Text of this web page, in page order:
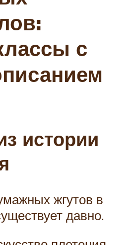
с
истории
жгутов в
давно.